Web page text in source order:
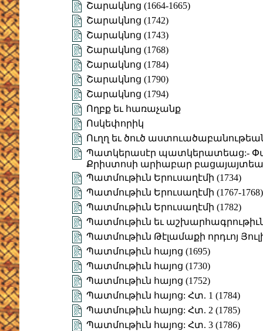
Շարակնոց (1664-1665)
Շարակնոց (1742)
Շարակնոց (1743)
Շարակնոց (1768)
Շարակնոց (1784)
Շարակնոց (1790)
Շարակնոց (1794)
Ողբք եւ հառաչանք
Ոսկեփորիկ
Ուղղ եւ ծուծ
Պատկերասէր պատկերատեաց:-
Քրիստոսի արիաբար
Պատմութիւն Երուսաղէմի (1734)
Պատմութիւն Երուսաղէմի (1767-1768)
Պատմութիւն Երուսաղէմի (1782)
Պատմութիւն եւ
Պատմութիւն Թէլամաքի որդւոյ
Պատմութիւն հայոց (1695)
Պատմութիւն հայոց (1730)
Պատմութիւն հայոց (1752)
Պատմութիւն հայոց: Հտ. 1 (1784)
Պատմութիւն հայոց: Հտ. 2 (1785)
Պատմութիւն հայոց: Հտ. 3 (1786)